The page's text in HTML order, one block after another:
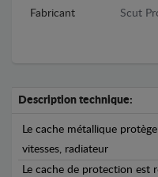
Fabricant Scut
Description technique:
Le cache métallique
vitesses, radiateur
Le cache de protection est